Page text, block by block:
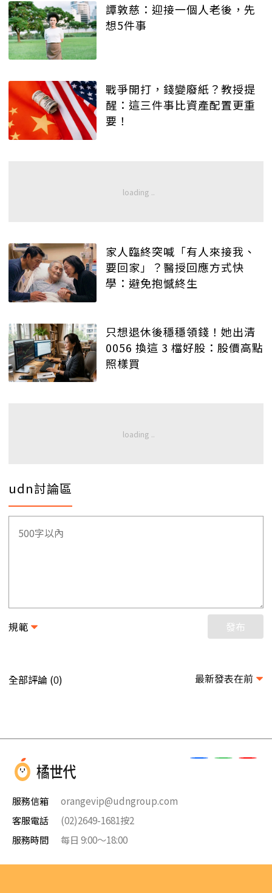
譚敦慈：迎接一個人老後，先
想5件事
戰爭開打，錢變廢紙？教授提
醒：這三件事比資產配置更重
要！
家人臨終突喊「有人來接我、
要回家」？醫授回應方式快
學：避免抱憾終生
只想退休後穩穩領錢！她出清
0056 換這 3 檔好股：股價高點
照樣買
udn討論區
規範 發布
全部評論 (0) 最新發表在前
服務信箱
orangevip@udngroup.com
客服電話
(02)2649-1681按2
服務時間
每日 9:00～18:00